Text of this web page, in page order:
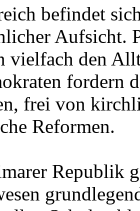
befindet
Aufsicht.
vielfach den
fordern
frei von
Reformen.
Republik